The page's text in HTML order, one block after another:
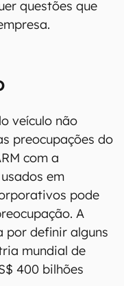
questões que
veículo não
preocupações do
com a
em
pode
A
por definir alguns
mundial de
400 bilhões